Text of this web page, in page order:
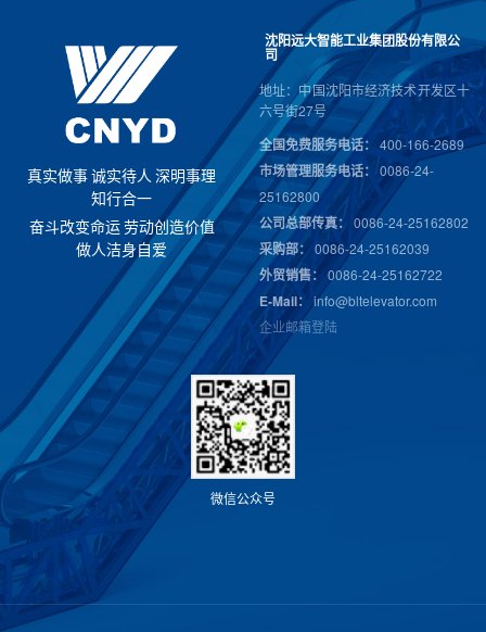
真实做事诚实待人 深明事理
知行合一
奋斗改变命运 劳动创 造价值
做人洁身自爱
沈阳远大智能工业集团股份有限公
司
地址：中国沈阳市经济技术开发区十
六号街27号
全国免费服务电话： 400-166-2689
市场管理服务电话：0086-24-
25162800
公司总部传真： 0086-24-25162802
采购部： 0086-24-25162039
外贸销售：0086-24-25162722
E-Mail： info@bltelevator.com
企业邮箱登陆
微信公众号